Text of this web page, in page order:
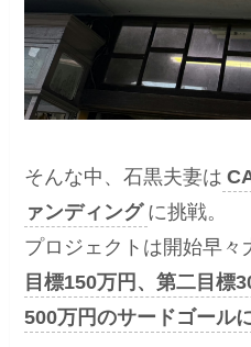
そんな中、石黒夫妻は
ァンディング に挑戦。
プロジェクトは開始早々
目標150万円、第二目標
500万円のサードゴール